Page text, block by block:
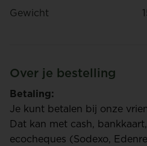
Gewicht
Over je bestelling
Betaling:
Je kunt betalen bij onze
Dat kan met cash,
ecocheques (Sodexo,